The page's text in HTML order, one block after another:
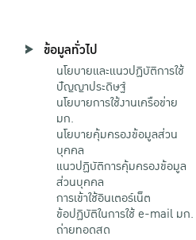
ข้อมูลทั่วไป
นโยบายและแนวปฏิบัติการใช้
ปัญญาประดิษฐ์
นโยบายการใช้งานเครือข่าย
มก.
นโยบายคุ้มครองข้อมูลส่วน
บุคคล
แนวปฏิบัติการคุ้มครองข้อมูล
ส่วนบุคคล
การเข้าใช้อินเตอร์เน็ต
ข้อปฏิบัติในการใช้ e-mail มก.
ถ่ายทอดสด